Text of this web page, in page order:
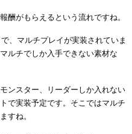
酬がもらえるという流れですね。
、マルチプレイが実装されていま
ルチでしか入手できない素材な
ンスター、リーダーしか入れない
で実装予定です。そこではマルチ
すね。